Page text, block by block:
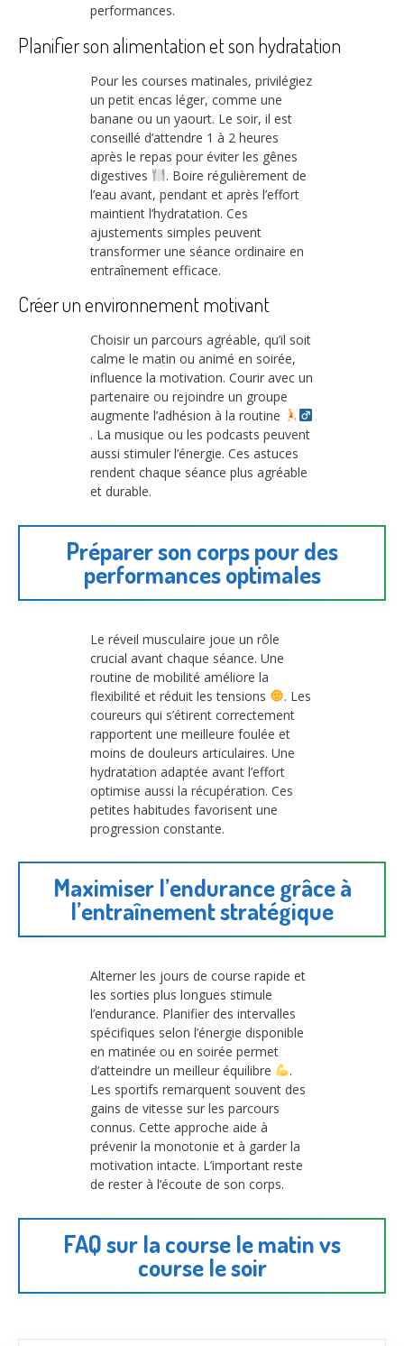
performances.
Planifier son alimentation et son hydratation
Pour les courses matinales, privilégiez
un petit encas léger, comme une
banane ou un yaourt. Le soir, il est
conseillé d’attendre 1 à 2 heures
après le repas pour éviter les gênes
digestives
. Boire régulièrement de
l’eau avant, pendant et après l’effort
maintient l’hydratation. Ces
ajustements simples peuvent
transformer une séance ordinaire en
entraînement efficace.
Créer un environnement motivant
Choisir un parcours agréable, qu’il soit
calme le matin ou animé en soirée,
influence la motivation. Courir avec un
partenaire ou rejoindre un groupe
augmente l’adhésion à la routine
. La musique ou les podcasts peuvent
aussi stimuler l’énergie. Ces astuces
rendent chaque séance plus agréable
et durable.
Préparer son corps pour des
performances optimales
Le réveil musculaire joue un rôle
crucial avant chaque séance. Une
routine de mobilité améliore la
flexibilité et réduit les tensions
. Les
coureurs qui s’étirent correctement
rapportent une meilleure foulée et
moins de douleurs articulaires. Une
hydratation adaptée avant l’effort
optimise aussi la récupération. Ces
petites habitudes favorisent une
progression constante.
Maximiser l’endurance grâce à
l’entraînement stratégique
Alterner les jours de course rapide et
les sorties plus longues stimule
l’endurance. Planifier des intervalles
spécifiques selon l’énergie disponible
en matinée ou en soirée permet
d’atteindre un meilleur équilibre
.
Les sportifs remarquent souvent des
gains de vitesse sur les parcours
connus. Cette approche aide à
prévenir la monotonie et à garder la
motivation intacte. L’important reste
de rester à l’écoute de son corps.
FAQ sur la course le matin vs
course le soir